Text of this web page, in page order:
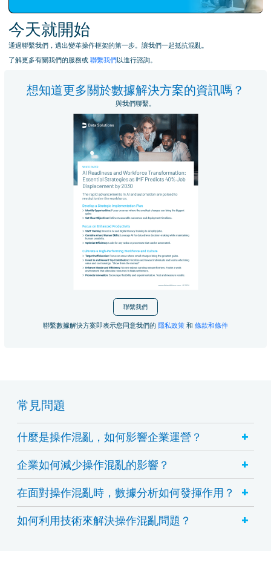
今天就開始
通過聯繫我們，邁出變革操作框架的第一步。讓我們一起抵抗混亂。
了解更多有關我們的服務或 聯繫我們以進行諮詢。
想知道更多關於數據解決方案的資訊嗎？
與我們聯繫。
聯繫我們
聯繫數據解決方案即表示您同意我們的 隱私政策 和 條款和條件
常見問題
什麼是操作混亂，如何影響企業運營？ +
企業如何減少操作混亂的影響？ +
在面對操作混亂時，數據分析如何發揮作用？ +
如何利用技術來解決操作混亂問題？ +